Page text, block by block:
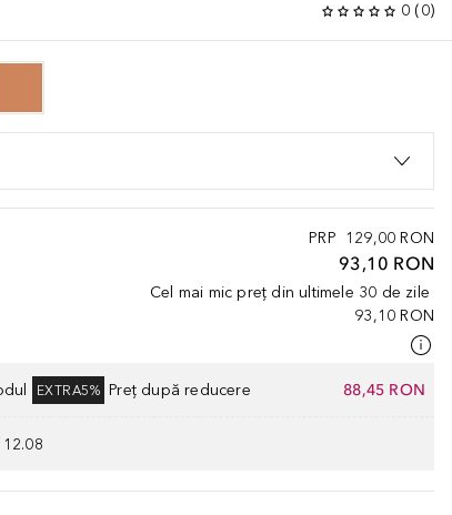
0 (0)
PRP 129,00 RON
93,10 RON
Cel mai mic preț din ultimele 30 de zile
93,10 RON
EXTRA5% Preț după reducere 88,45 RON